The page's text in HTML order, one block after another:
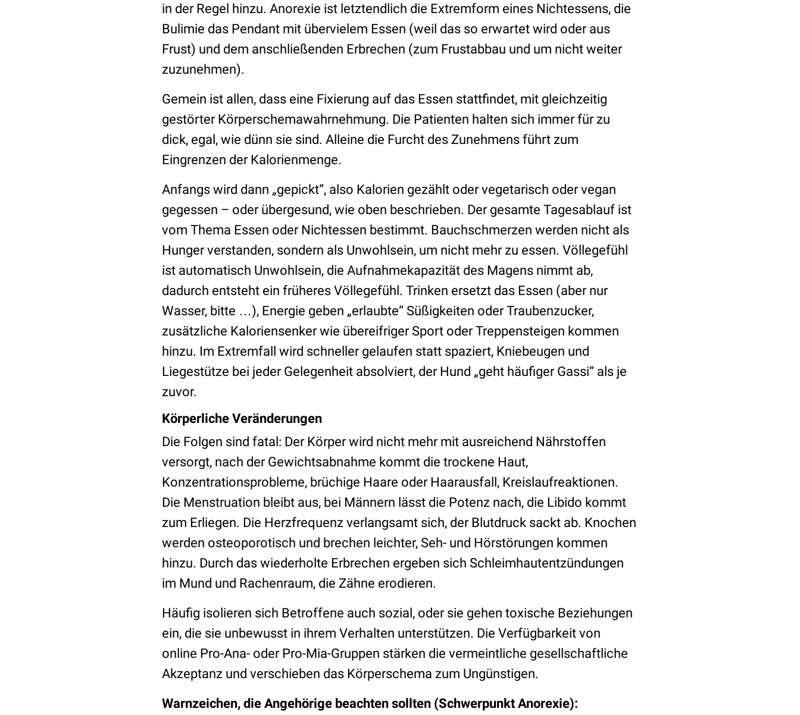
in der Regel hinzu. Anorexie ist letztendlich die Extremform eines Nichtessens, die
Bulimie das Pendant mit übervielem Essen (weil das so erwartet wird oder aus
Frust) und dem anschließenden Erbrechen (zum Frustabbau und um nicht weiter
zuzunehmen).
Gemein ist allen, dass eine Fixierung auf das Essen stattfindet, mit gleichzeitig
gestörter Körperschemawahrnehmung. Die Patienten halten sich immer für zu
dick, egal, wie dünn sie sind. Alleine die Furcht des Zunehmens führt zum
Eingrenzen der Kalorienmenge.
Anfangs wird dann „gepickt“, also Kalorien gezählt oder vegetarisch oder vegan
gegessen – oder übergesund, wie oben beschrieben. Der gesamte Tagesablauf ist
vom Thema Essen oder Nichtessen bestimmt. Bauchschmerzen werden nicht als
Hunger verstanden, sondern als Unwohlsein, um nicht mehr zu essen. Völlegefühl
ist automatisch Unwohlsein, die Aufnahmekapazität des Magens nimmt ab,
dadurch entsteht ein früheres Völlegefühl. Trinken ersetzt das Essen (aber nur
Wasser, bitte …), Energie geben „erlaubte“ Süßigkeiten oder Traubenzucker,
zusätzliche Kaloriensenker wie übereifriger Sport oder Treppensteigen kommen
hinzu. Im Extremfall wird schneller gelaufen statt spaziert, Kniebeugen und
Liegestütze bei jeder Gelegenheit absolviert, der Hund „geht häufiger Gassi“ als je
zuvor.
Körperliche Veränderungen
Die Folgen sind fatal: Der Körper wird nicht mehr mit ausreichend Nährstoffen
versorgt, nach der Gewichtsabnahme kommt die trockene Haut,
Konzentrationsprobleme, brüchige Haare oder Haarausfall, Kreislaufreaktionen.
Die Menstruation bleibt aus, bei Männern lässt die Potenz nach, die Libido kommt
zum Erliegen. Die Herzfrequenz verlangsamt sich, der Blutdruck sackt ab. Knochen
werden osteoporotisch und brechen leichter, Seh- und Hörstörungen kommen
hinzu. Durch das wiederholte Erbrechen ergeben sich Schleimhautentzündungen
im Mund und Rachenraum, die Zähne erodieren.
Häufig isolieren sich Betroffene auch sozial, oder sie gehen toxische Beziehungen
ein, die sie unbewusst in ihrem Verhalten unterstützen. Die Verfügbarkeit von
online Pro-Ana- oder Pro-Mia-Gruppen stärken die vermeintliche gesellschaftliche
Akzeptanz und verschieben das Körperschema zum Ungünstigen.
Warnzeichen, die Angehörige beachten sollten (Schwerpunkt Anorexie):